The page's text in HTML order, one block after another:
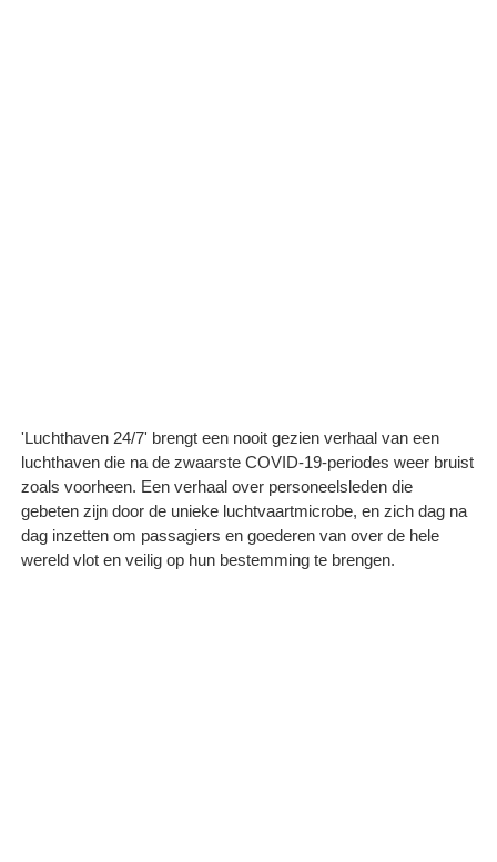
'Luchthaven 24/7' brengt een nooit gezien verhaal van een
luchthaven die na de zwaarste COVID-19-periodes weer bruist
zoals voorheen. Een verhaal over personeelsleden die
gebeten zijn door de unieke luchtvaartmicrobe, en zich dag na
dag inzetten om passagiers en goederen van over de hele
wereld vlot en veilig op hun bestemming te brengen.